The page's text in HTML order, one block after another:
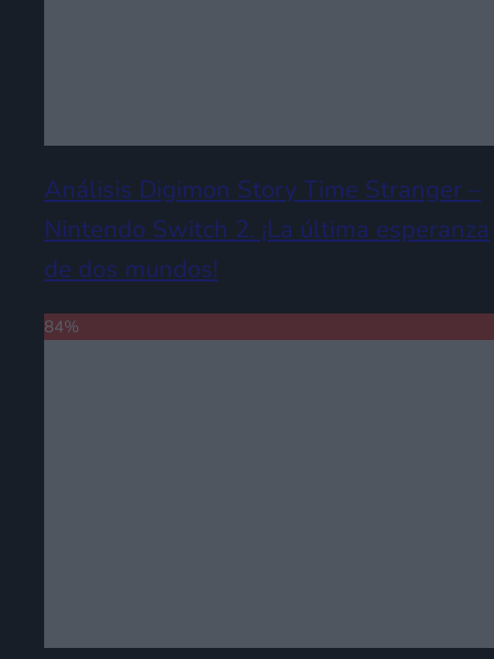
Análisis Digimon Story Time Stranger –
Nintendo Switch 2. ¡La última esperanza
de dos mundos!
84%